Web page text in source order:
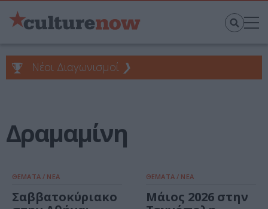
Νέοι Διαγωνισμοί ❯
Δραμαμίνη
ΘΕΜΑΤΑ / ΝΕΑ
Σαββατοκύριακο
ΘΕΜΑΤΑ / ΝΕΑ
Μάιος 2026 στην